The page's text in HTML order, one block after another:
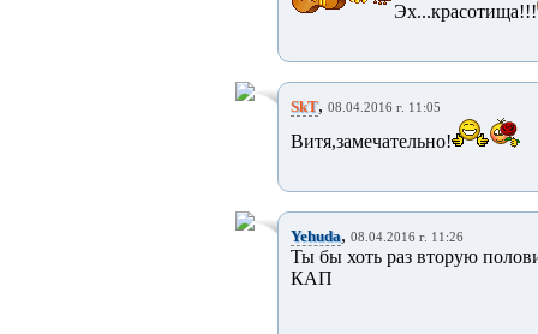
Эх...красотища!!!
SkT, 08.04.2016 г. 11:05
Витя,замечательно!
Yehuda, 08.04.2016 г. 11:26
Ты бы хоть раз вторую
КАП